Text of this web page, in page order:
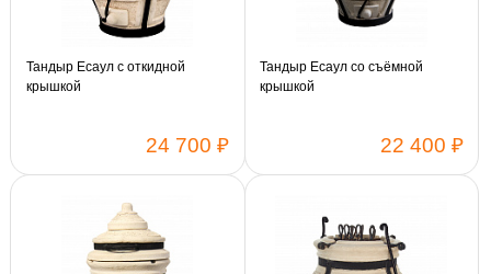
Тандыр Есаул с откидной
крышкой
24 700 ₽
Тандыр Есаул со съёмной
крышкой
22 400 ₽